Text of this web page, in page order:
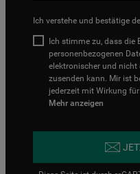
Ich verstehe und bestätige
Ich stimme zu, dass die
personenbezogenen
elektronischer und nicht
zusenden kann. Mir ist
jederzeit mit Wirkung
Mehr anzeigen